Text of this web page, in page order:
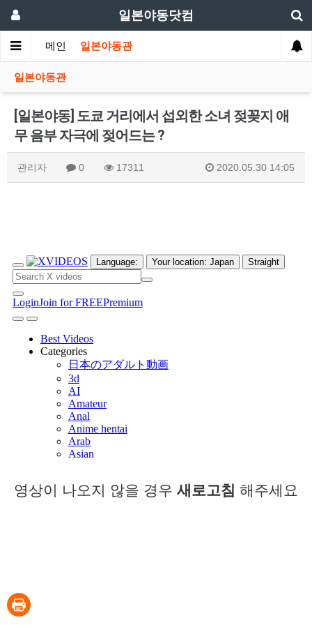
일본야동닷컴
메인 일본야동관
일본야동관
[일본야동] 도쿄 거리에서 섭외한 소녀 젖꽂지 애
무 음부 자극에 젖어드는 ?
관리자 0 17311 2020.05.30 14:05
영상이 나오지 않을 경우 새로고침 해주세요